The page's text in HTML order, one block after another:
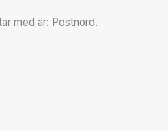
med är: Postnord.